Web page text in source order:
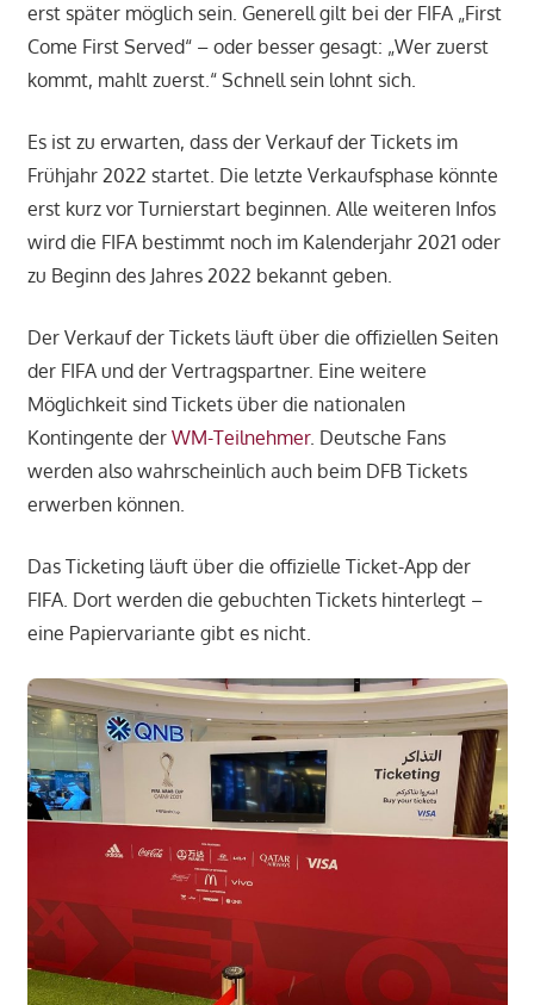
erst später möglich sein. Generell gilt bei der FIFA „First
Come First Served“ – oder besser gesagt: „Wer zuerst
kommt, mahlt zuerst.“ Schnell sein lohnt sich.
Es ist zu erwarten, dass der Verkauf der Tickets im
Frühjahr 2022 startet. Die letzte Verkaufsphase könnte
erst kurz vor Turnierstart beginnen. Alle weiteren Infos
wird die FIFA bestimmt noch im Kalenderjahr 2021 oder
zu Beginn des Jahres 2022 bekannt geben.
Der Verkauf der Tickets läuft über die offiziellen Seiten
der FIFA und der Vertragspartner. Eine weitere
Möglichkeit sind Tickets über die nationalen
Kontingente der WM-Teilnehmer. Deutsche Fans
werden also wahrscheinlich auch beim DFB Tickets
erwerben können.
Das Ticketing läuft über die offizielle Ticket-App der
FIFA. Dort werden die gebuchten Tickets hinterlegt –
eine Papiervariante gibt es nicht.